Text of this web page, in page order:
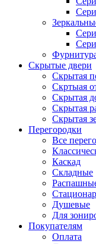
Скрытые двери
Скрытая
Скртыая
Скрытая
Скрытая
Скрытая
Перегородки
Все
Каскад
Складные
Душевые
Для
Покупателям
Оплата